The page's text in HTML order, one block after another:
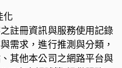
化
註冊資訊與服務使用記錄
需求，進行推測與分類，
其他本公司之網路平台與